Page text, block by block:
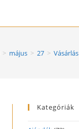
> május > 27 > Vásárlás
Kategóriák